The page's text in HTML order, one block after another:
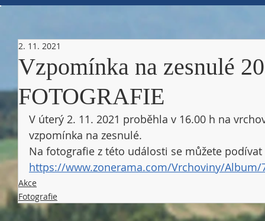
Vzpomínka na zesnulé
FOTOGRAFIE
2. 11. 2021
V úterý 2. 11. 2021 proběhla v 16.00 h na
vzpomínka na zesnulé.
Na fotografie z této události se můžete
https://www.zonerama.com/Vrchoviny/Album/
Akce
Fotografie